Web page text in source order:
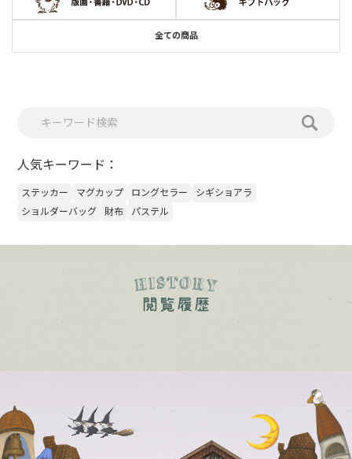
全ての商品
人気キーワード：
ステッカー マグカップ ロングセラー
シギショアラ
ショルダーバッグ
財布 パステル